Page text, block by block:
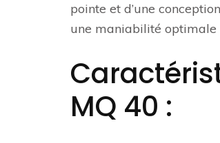
pointe et d’une
une maniabilité optimale
MQ 40 :